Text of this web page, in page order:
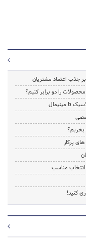
جذب اعتماد مشتریان
را دو برابر کنیم؟
پرکار
کنید!